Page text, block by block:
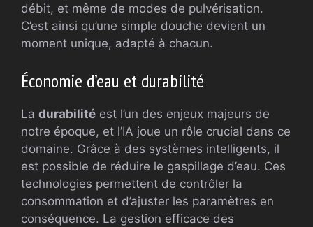
débit, et même de modes de pulvérisation.
C’est ainsi qu’une simple douche devient un
moment unique, adapté à chacun.
Économie d’eau et durabilité
La durabilité est l’un des enjeux majeurs de
notre époque, et l’IA joue un rôle crucial dans ce
domaine. Grâce à des systèmes intelligents, il
est possible de réduire le gaspillage d’eau. Ces
technologies permettent de contrôler la
consommation et d’ajuster les paramètres en
conséquence. La gestion efficace des